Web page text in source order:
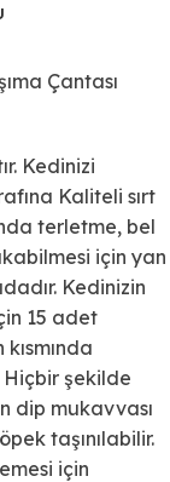
Çantası
Kedinizi
Kaliteli sırt
terletme, bel
için yan
Kedinizin
15 adet
Hiçbir şekilde
dip mukavvası
taşınılabilir.
için